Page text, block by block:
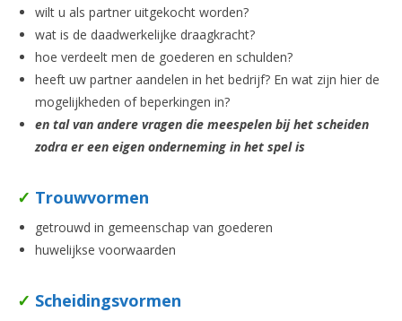
wilt u als partner uitgekocht worden?
wat is de daadwerkelijke draagkracht?
hoe verdeelt men de goederen en schulden?
heeft uw partner aandelen in het bedrijf? En wat zijn hier de
mogelijkheden of beperkingen in?
en tal van andere vragen die meespelen bij het scheiden
zodra er een eigen onderneming in het spel is
✓ Trouwvormen
getrouwd in gemeenschap van goederen
huwelijkse voorwaarden
✓ Scheidingsvormen